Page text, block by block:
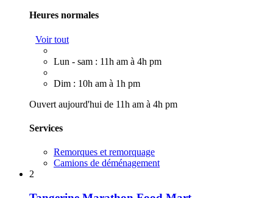
Heures normales
Voir tout
Lun - sam : 11h am à 4h pm
Dim : 10h am à 1h pm
Ouvert aujourd'hui de 11h am à 4h pm
Services
Remorques et remorquage
Camions de déménagement
2